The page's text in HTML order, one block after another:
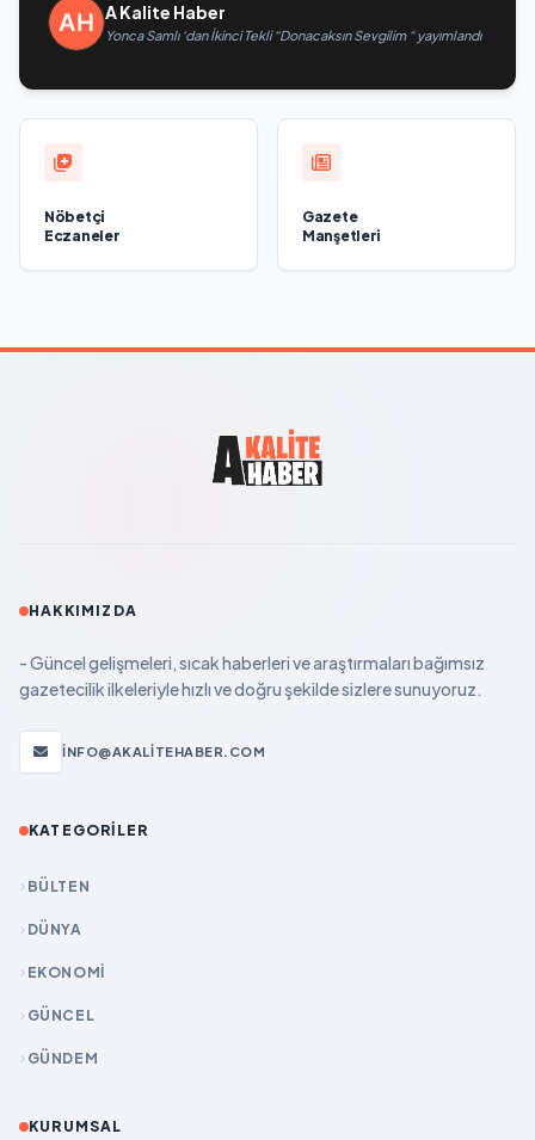
A Kalite Haber
Yonca Samlı ‘dan İkinci Tekli “Donacaksın Sevgilim “ yayımlandı
Nöbetçi
Eczaneler
Gazete
Manşetleri
HAKKIMIZDA
- Güncel gelişmeleri, sıcak haberleri ve araştırmaları bağımsız
gazetecilik ilkeleriyle hızlı ve doğru şekilde sizlere sunuyoruz.
INFO@AKALITEHABER.COM
KATEGORILER
BÜLTEN
DÜNYA
EKONOMİ
GÜNCEL
GÜNDEM
KURUMSAL